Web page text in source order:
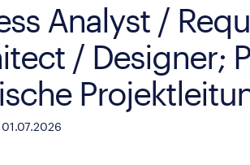
Analyst /
/ Designer;